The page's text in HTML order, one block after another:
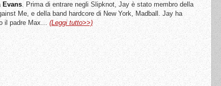
Evans. Prima di entrare negli Slipknot, Jay è stato membro della
Me, e della band hardcore di New York, Madball. Jay ha
il padre Max… (Leggi tutto>>)